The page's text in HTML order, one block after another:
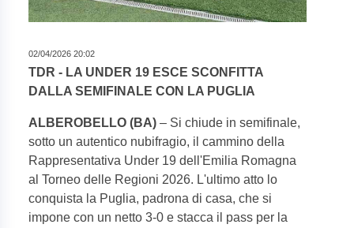
02/04/2026 20:02
TDR - LA UNDER 19 ESCE SCONFITTA
DALLA SEMIFINALE CON LA PUGLIA
ALBEROBELLO (BA) – Si chiude in semifinale,
sotto un autentico nubifragio, il cammino della
Rappresentativa Under 19 dell'Emilia Romagna
al Torneo delle Regioni 2026. L'ultimo atto lo
conquista la Puglia, padrona di casa, che si
impone con un netto 3-0 e stacca il pass per la